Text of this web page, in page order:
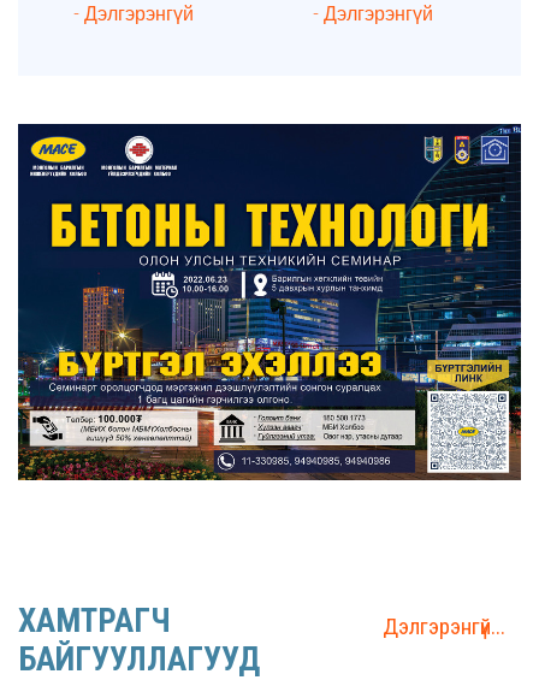
- Дэлгэрэнгүй
- Дэлгэрэнгүй
ХАМТРАГЧ
БАЙГУУЛЛАГУУД
Дэлгэрэнгүй...